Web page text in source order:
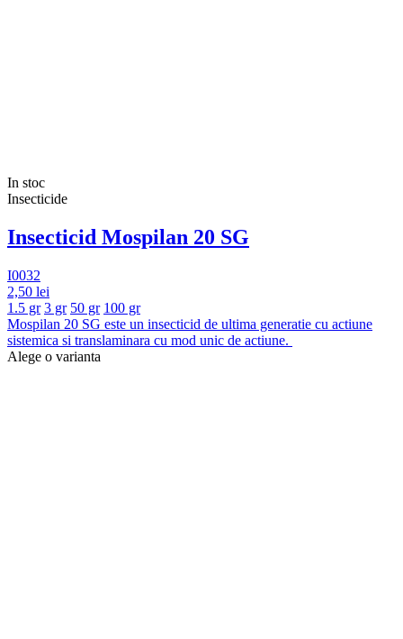
In stoc
Insecticide
Insecticid Mospilan 20 SG
I0032
2,50 lei
1.5 gr 3 gr 50 gr 100 gr
Mospilan 20 SG este un insecticid de ultima generatie cu actiune
sistemica si translaminara cu mod unic de actiune.
Alege o varianta